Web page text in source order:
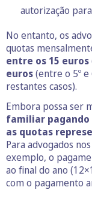
autorização
No entanto, os
quotas
entre os 15 euros
euros(entre o 5º e
restantes casos).
Embora possa ser
familiar pagando
as quotas
Para advogados
exemplo, o
ao final do ano
com o pagamento